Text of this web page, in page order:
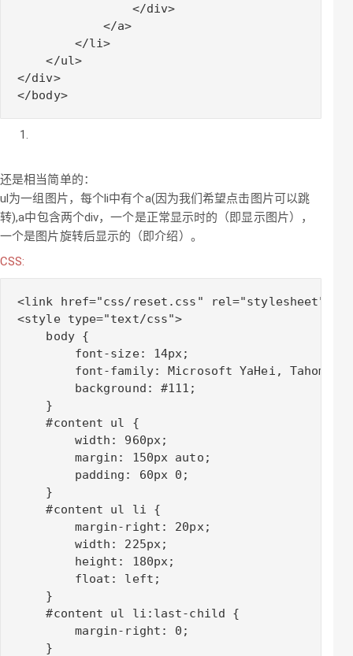
                </div>
            </a>
        </li>
    </ul>
</div>
</body>
还是相当简单的：
ul为一组图片，每个li中有个a(因为我们希望点击图片可以跳
转),a中包含两个div，一个是正常显示时的（即显示图片），
一个是图片旋转后显示的（即介绍）。
CSS:
<link href="css/reset.css" rel="stylesheet"
<style type="text/css">
    body {
        font-size: 14px;
font-family: Microsoft YaHei, Tahoma,
        background: #111;
    }
    #content ul {
        width: 960px;
        margin: 150px auto;
        padding: 60px 0;
    }
    #content ul li {
        margin-right: 20px;
        width: 225px;
        height: 180px;
        float: left;
    }
    #content ul li:last-child {
        margin-right: 0;
    }